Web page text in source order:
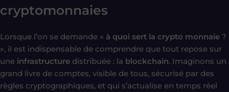
cryptomonnaies
Lorsque l’on se demande « à quoi sert la crypto monnaie ?
», il est indispensable de comprendre que tout repose sur
une infrastructure distribuée : la blockchain. Imaginons un
grand livre de comptes, visible de tous, sécurisé par des
règles cryptographiques, et qui s’actualise en temps réel